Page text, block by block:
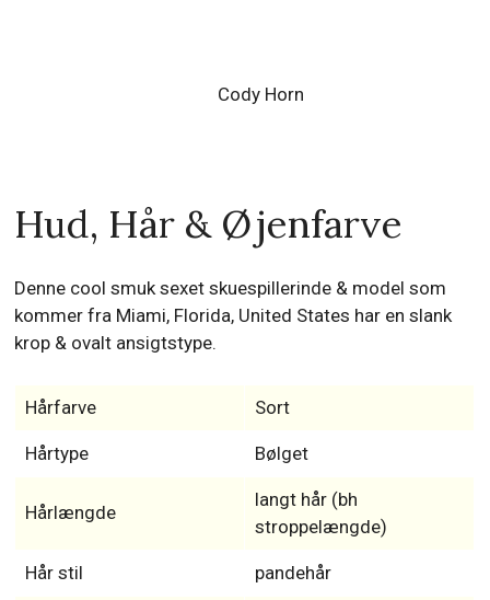
Cody Horn
Hud, Hår & Øjenfarve
Denne cool smuk sexet skuespillerinde & model som
kommer fra Miami, Florida, United States har en slank
krop & ovalt ansigtstype.
Hårfarve Sort
Hårtype Bølget
Hårlængde
langt hår (bh
stroppelængde)
Hår stil pandehår